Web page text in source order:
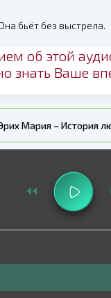
бьёт без выстрела.
об этой
знать Ваше
Мария – История